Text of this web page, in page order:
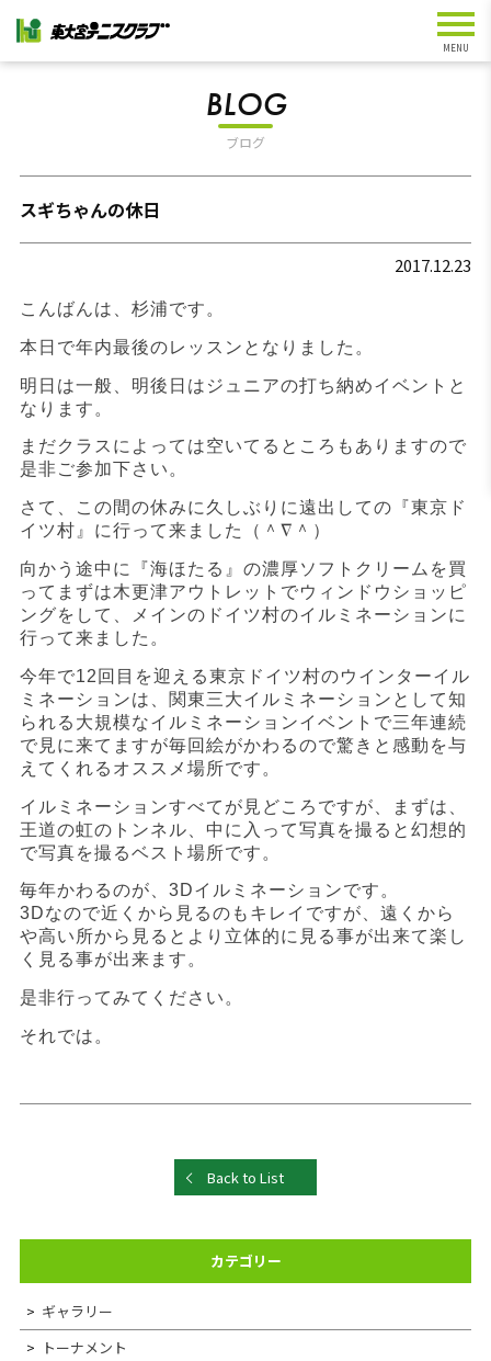
BLOG
ブログ
スギちゃんの休日
2017.12.23
こんばんは、杉浦です。
本日で年内最後のレッスンとなりました。
明日は一般、明後日はジュニアの打ち納めイベントと
なります。
まだクラスによっては空いてるところもありますので
是非ご参加下さい。
さて、この間の休みに久しぶりに遠出しての『東京ド
イツ村』に行って来ました（＾∇＾）
向かう途中に『海ほたる』の濃厚ソフトクリームを買
ってまずは木更津アウトレットでウィンドウショッピ
ングをして、メインのドイツ村のイルミネーションに
行って来ました。
今年で12回目を迎える東京ドイツ村のウインターイル
ミネーションは、関東三大イルミネーションとして知
られる大規模なイルミネーションイベントで三年連続
で見に来てますが毎回絵がかわるので驚きと感動を与
えてくれるオススメ場所です。
イルミネーションすべてが見どころですが、まずは、
王道の虹のトンネル、中に入って写真を撮ると幻想的
で写真を撮るベスト場所です。
毎年かわるのが、3Dイルミネーションです。
3Dなので近くから見るのもキレイですが、遠くから
や高い所から見るとより立体的に見る事が出来て楽し
く見る事が出来ます。
是非行ってみてください。
それでは。
Back to List
カテゴリー
ギャラリー
トーナメント